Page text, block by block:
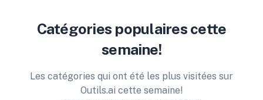
Catégories populaires cette
semaine!
Les catégories qui ont été les plus visitées sur
Outils.ai cette semaine!